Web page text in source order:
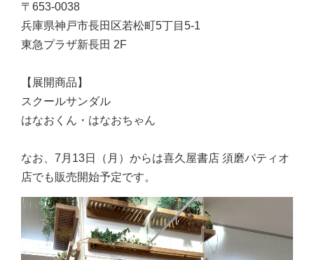
〒653-0038
兵庫県神戸市長田区若松町5丁目5-1
東急プラザ新長田 2F
【展開商品】
スクールサンダル
はなおくん・はなおちゃん
なお、7月13日（月）からは喜久屋書店 須磨パティオ
店でも販売開始予定です。